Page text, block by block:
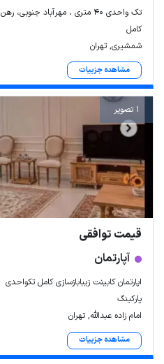
تک واحدی ۴۰ متری ، مهرآباد جنوبی، رهن
کامل
شمشیری, تهران
مشاهده جزییات
1 تصویر
قیمت توافقی
آپارتمان
اپارتمان کابینت زیبابازسازی کامل تکواحدی
پارکینگ
امام زاده عبدالله, تهران
مشاهده جزییات